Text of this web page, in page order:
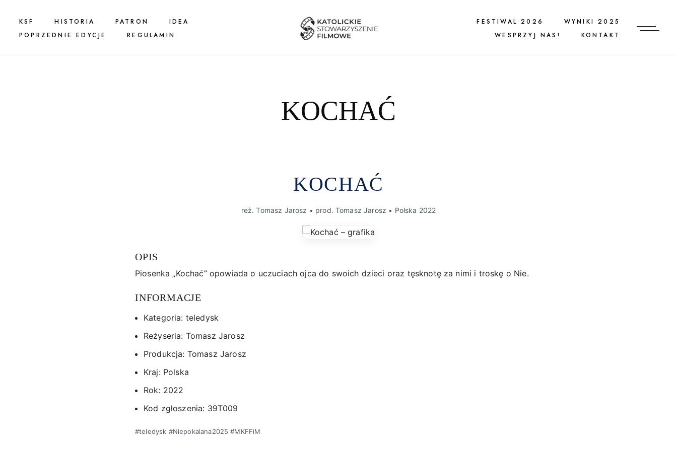
KSF HISTORIA PATRON
IDEA
POPRZEDNIE EDYCJE
REGULAMIN
FESTIWAL 2026
WYNIKI 2025
WESPRZYJ NAS!
KONTAKT
KOCHAĆ
KOCHAĆ
reż. Tomasz Jarosz • prod. Tomasz Jarosz • Polska 2022
OPIS
Piosenka „Kochać” opowiada o uczuciach ojca do swoich dzieci oraz tęsknotę za nimi i troskę o Nie.
INFORMACJE
Kategoria: teledysk
Reżyseria: Tomasz Jarosz
Produkcja: Tomasz Jarosz
Kraj: Polska
Rok: 2022
Kod zgłoszenia: 39T009
#teledysk #Niepokalana2025 #MKFFiM